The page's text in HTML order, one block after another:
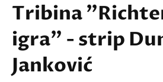
Tribina
igra" - strip
Janković